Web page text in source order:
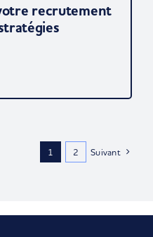
recrutement
1 2 Suivant